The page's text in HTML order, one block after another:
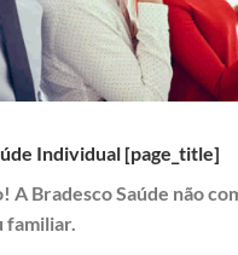
Individual [page_title]
A Bradesco Saúde não
familiar.